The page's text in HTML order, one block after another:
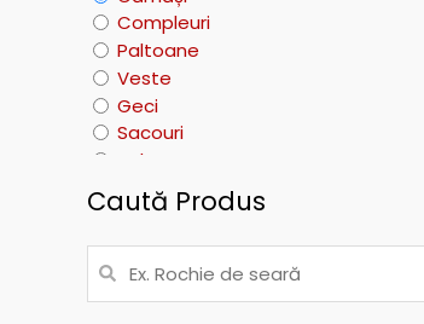
Compleuri
Paltoane
Veste
Geci
Sacouri
Salopete
Pulovere
Caută Produs